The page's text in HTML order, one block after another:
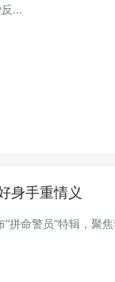
...
身手重情义
拼命警员”特辑，聚